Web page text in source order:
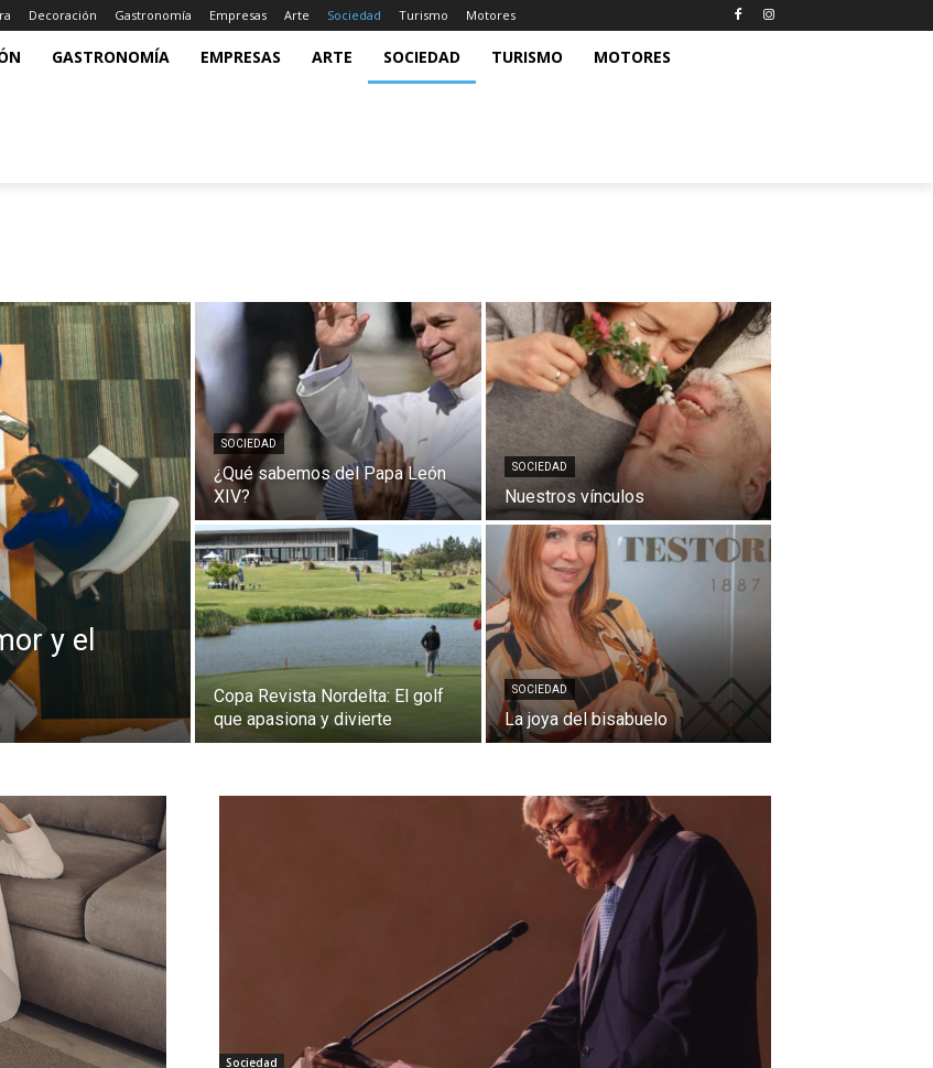
Decoración Gastronomía Empresas Arte Sociedad Turismo Motores
GASTRONOMÍA EMPRESAS ARTE SOCIEDAD TURISMO MOTORES
y el
SOCIEDAD
¿Qué sabemos del Papa León
XIV?
SOCIEDAD
Nuestros vínculos
Copa Revista Nordelta: El golf
que apasiona y divierte
SOCIEDAD
La joya del bisabuelo
Sociedad